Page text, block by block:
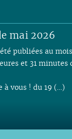
mai 2026
publiées au
et 31 minutes
à vous ! du 19 (…)